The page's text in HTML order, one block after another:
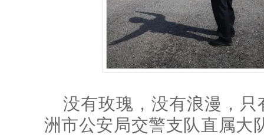
没有玫瑰，没有浪漫，
洲市公安局交警支队直属大